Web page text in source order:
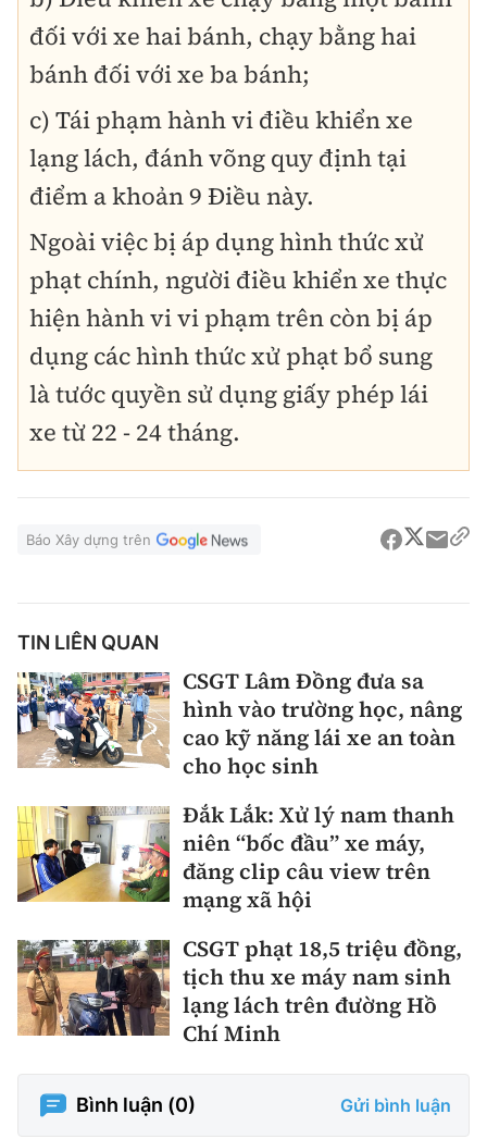
đối với xe hai bánh, chạy bằng hai
bánh đối với xe ba bánh;
c) Tái phạm hành vi điều khiển xe
lạng lách, đánh võng quy định tại
điểm a khoản 9 Điều này.
Ngoài việc bị áp dụng hình thức xử
phạt chính, người điều khiển xe thực
hiện hành vi vi phạm trên còn bị áp
dụng các hình thức xử phạt bổ sung
là tước quyền sử dụng giấy phép lái
xe từ 22 - 24 tháng.
Báo Xây dựng trên
TIN LIÊN QUAN
CSGT Lâm Đồng đưa sa
hình vào trường học, nâng
cao kỹ năng lái xe an toàn
cho học sinh
Đắk Lắk: Xử lý nam thanh
niên “bốc đầu” xe máy,
đăng clip câu view trên
mạng xã hội
CSGT phạt 18,5 triệu đồng,
tịch thu xe máy nam sinh
lạng lách trên đường Hồ
Chí Minh
Bình luận (0) Gửi bình luận